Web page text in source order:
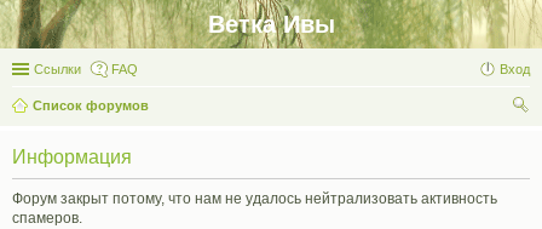
Ветка Ивы
Ссылки FAQ Вход
Список форумов
Информация
Форум закрыт потому, что нам не удалось нейтрализовать активность
спамеров.